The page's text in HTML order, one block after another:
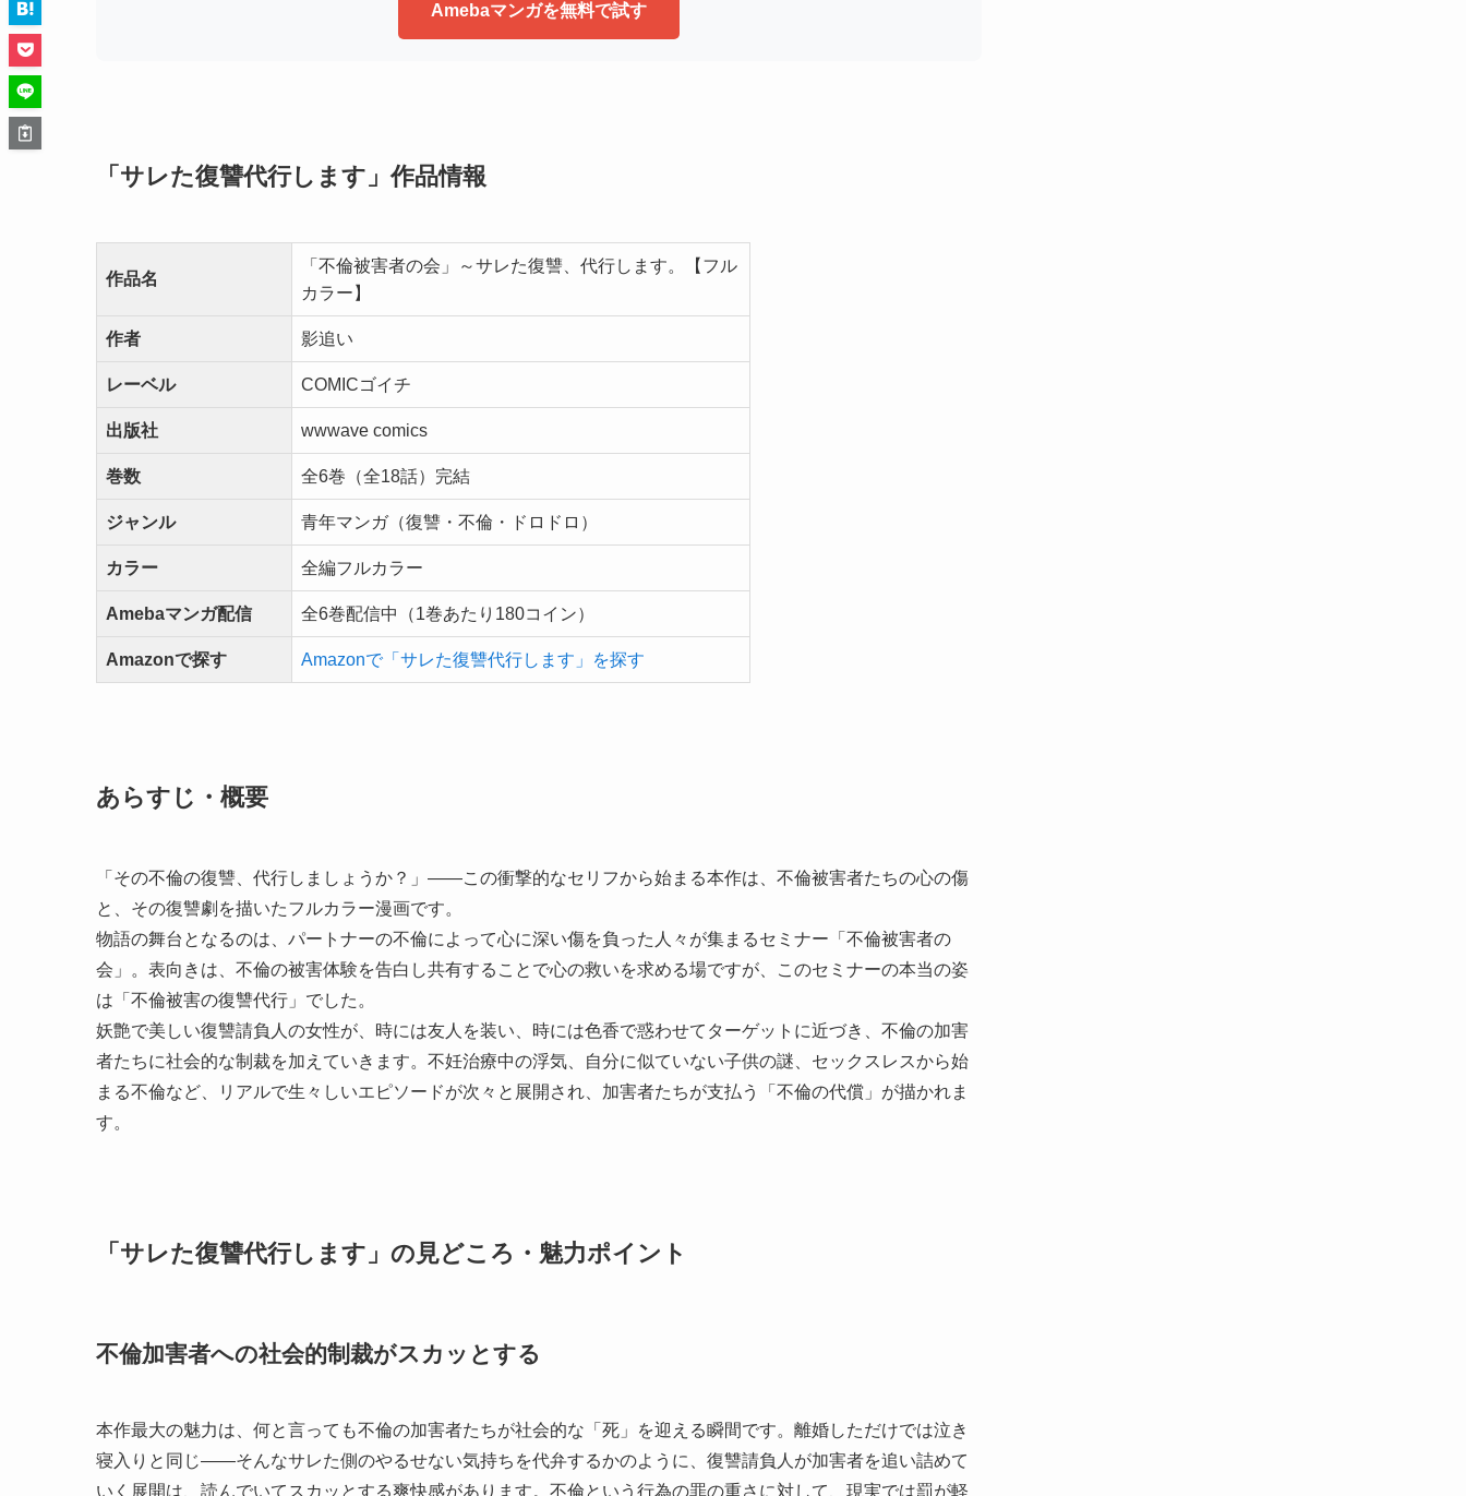
Amebaマンガを無料で試す
「サレた復讐代行します」作品情報
作品名
「不倫被害者の会」～サレた復讐、代行します。【フル
カラー】
作者 影追い
レーベル COMICゴイチ
出版社 wwwave comics
巻数 全6巻（全18話）完結
ジャンル 青年マンガ（復讐・不倫・ドロドロ）
カラー 全編フルカラー
Amebaマンガ配信 全6巻配信中（1巻あたり180コイン）
Amazonで探す Amazonで「サレた復讐代行します」を探す
あらすじ・概要
「その不倫の復讐、代行しましょうか？」――この衝撃的なセリフから始まる本作は、不倫被害者たちの心の傷
と、その復讐劇を描いたフルカラー漫画です。
物語の舞台となるのは、パートナーの不倫によって心に深い傷を負った人々が集まるセミナー「不倫被害者の
会」。表向きは、不倫の被害体験を告白し共有することで心の救いを求める場ですが、このセミナーの本当の姿
は「不倫被害の復讐代行」でした。
妖艶で美しい復讐請負人の女性が、時には友人を装い、時には色香で惑わせてターゲットに近づき、不倫の加害
者たちに社会的な制裁を加えていきます。不妊治療中の浮気、自分に似ていない子供の謎、セックスレスから始
まる不倫など、リアルで生々しいエピソードが次々と展開され、加害者たちが支払う「不倫の代償」が描かれま
す。
「サレた復讐代行します」の見どころ・魅力ポイント
不倫加害者への社会的制裁がスカッとする
本作最大の魅力は、何と言っても不倫の加害者たちが社会的な「死」を迎える瞬間です。離婚しただけでは泣き
寝入りと同じ――そんなサレた側のやるせない気持ちを代弁するかのように、復讐請負人が加害者を追い詰めて
いく展開は、読んでいてスカッとする爽快感があります。不倫という行為の罪の重さに対して、現実では罰が軽